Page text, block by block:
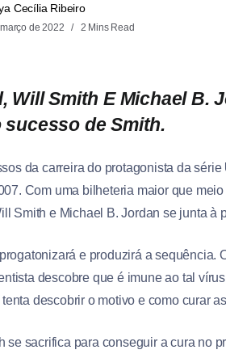
Cecília Ribeiro
de 2022 2 Mins Read
Will Smith E Michael B.
de Smith.
da carreira do protagonista da série
Com uma bilheteria maior que
Smith e Michael B. Jordan se junta à
e produzirá a sequência.
descobre que é imune ao tal
descobrir o motivo e como curar
se sacrifica para conseguir a cura no